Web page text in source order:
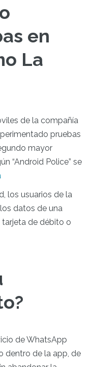
en
La
de la compañía
pruebas
mayor
“Android Police” se
los usuarios de la
datos de una
de débito o
de WhatsApp
dentro de la app, de